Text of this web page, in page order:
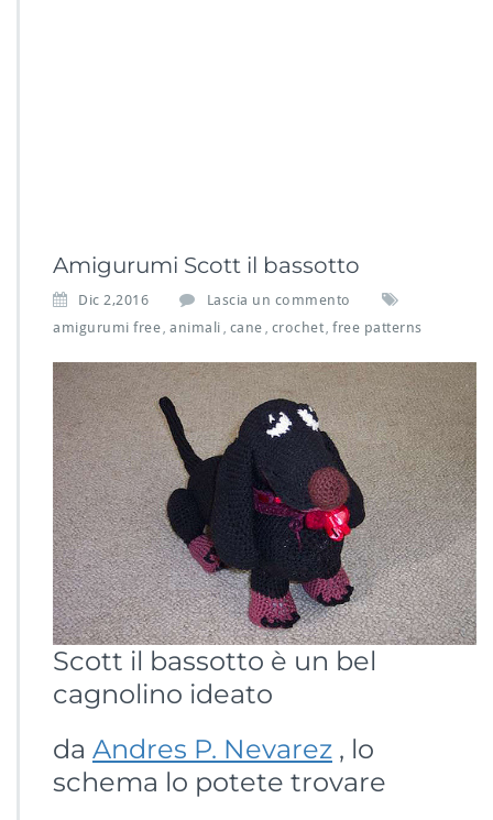
Amigurumi Scott il bassotto
Dic 2,2016
Lascia un commento
amigurumi free animali cane crochet free patterns
Scott il bassotto è un bel
cagnolino ideato
da Andres P. Nevarez , lo
schema lo potete trovare